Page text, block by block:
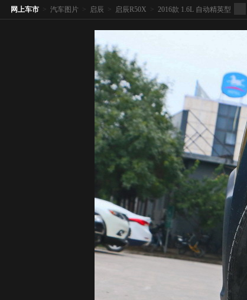
网上车市 > 汽车图片 > 启辰 > 启辰R50X > 2016款 1.6L 自动精英型